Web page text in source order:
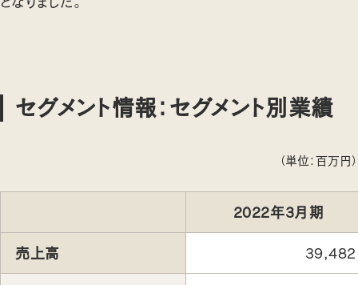
セグメント情報：セグメント別業績
（単位：百万円）
2022年3月期
売上高 39,482